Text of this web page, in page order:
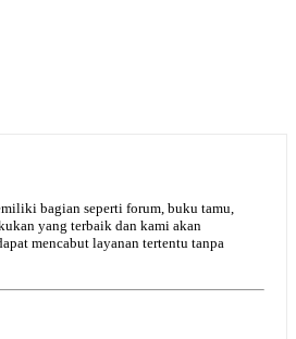
bagian seperti forum, buku tamu,
yang terbaik dan kami akan
mencabut layanan tertentu tanpa